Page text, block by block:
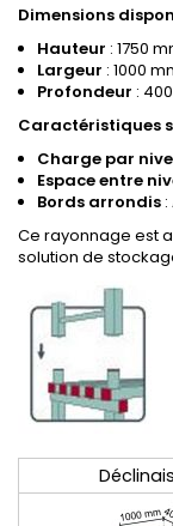
Dimensions
Hauteur : 1750
Largeur : 1000
Profondeur :
Caractéristiques
Charge par
Espace entre
Bords arrondis
Ce rayonnage est
solution de